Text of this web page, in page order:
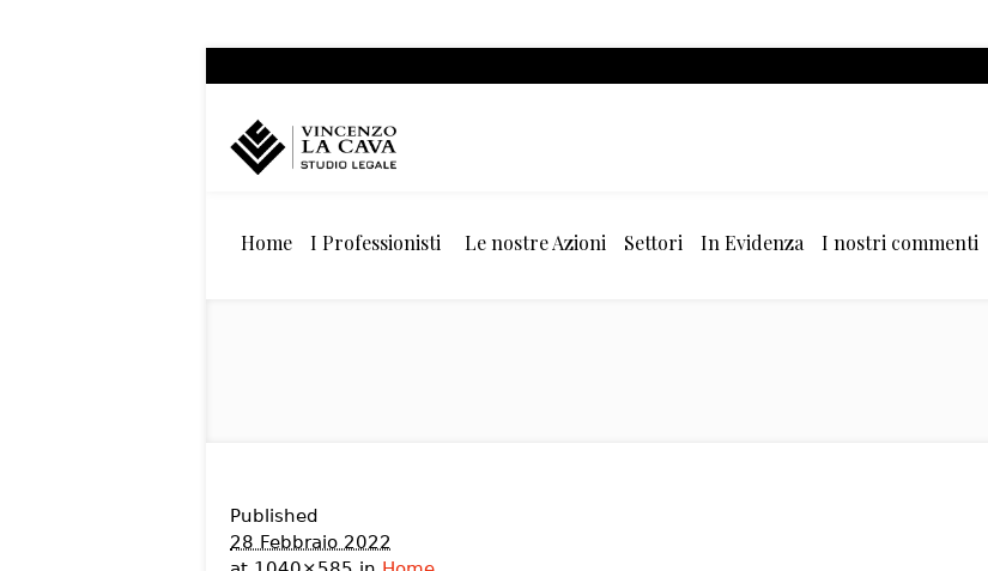
Home I Professionisti Le nostre Azioni Settori In Evidenza I nostri commenti
Published
28 Febbraio 2022